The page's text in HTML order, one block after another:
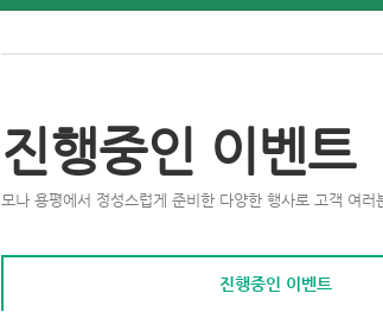
진행중인 이벤트
모나 용평에서 정성스럽게 준비한 다양한 행사로 고객 여러
진행중인 이벤트